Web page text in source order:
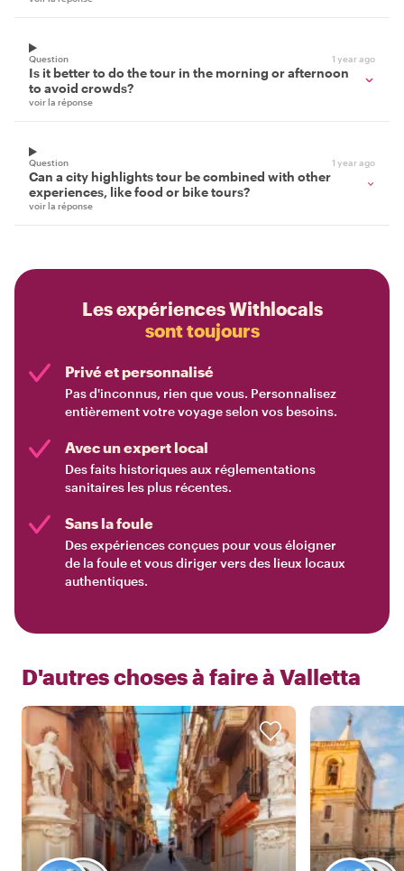
Question 1 year ago
Is it better to do the tour in the morning or afternoon
to avoid crowds?
voir la réponse
Question 1 year ago
Can a city highlights tour be combined with other
experiences, like food or bike tours?
voir la réponse
Les expériences Withlocals
sont toujours
Privé et personnalisé
Pas d'inconnus, rien que vous. Personnalisez
entièrement votre voyage selon vos besoins.
Avec un expert local
Des faits historiques aux réglementations
sanitaires les plus récentes.
Sans la foule
Des expériences conçues pour vous éloigner
de la foule et vous diriger vers des lieux locaux
authentiques.
D'autres choses à faire à Valletta